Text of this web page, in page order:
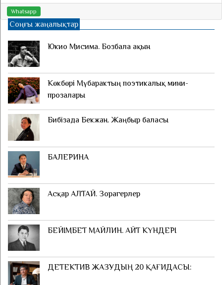
Whatsapp
Соңғы жаңалықтар
Юкио Мисима. Бозбала ақын
Көкбөрі Мүбарактың поэтикалық мини-
прозалары
Бибізада Бекжан. Жаңбыр баласы
БАЛЕРИНА
Асқар АЛТАЙ. Зорагерлер
БЕЙІМБЕТ МАЙЛИН. АЙТ КҮНДЕРІ
ДЕТЕКТИВ ЖАЗУДЫҢ 20 ҚАҒИДАСЫ: